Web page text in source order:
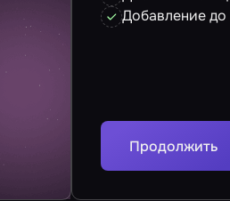
Добавление
Продолжить